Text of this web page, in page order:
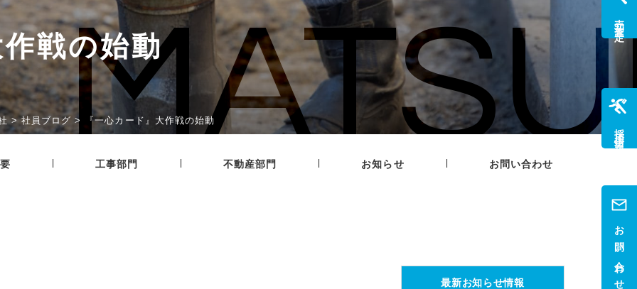
戦の始動
>社員ブログ > 『一心カード』大作戦の始動
工事部門 不動産部門 お知らせ お問い合わせ
最新お知らせ情報
売却査定
採用情報
お問い合わせ